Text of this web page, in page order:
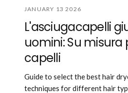
JANUARY 13 2026
L'asciugacapelli
uomini: Su misura
capelli
Guide to select the best hair
techniques for different hair